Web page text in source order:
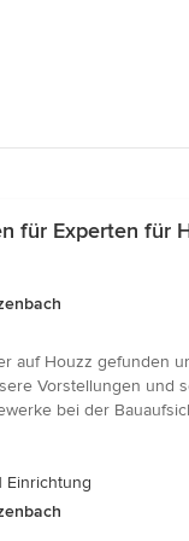
für Experten für
auf Houzz gefunden
Vorstellungen und
bei der
Einrichtung